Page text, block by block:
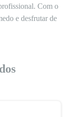
Com o
e desfrutar de